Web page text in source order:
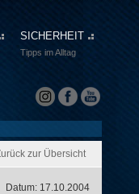
SICHERHEIT
Tipps im Alltag
zur Übersicht
Datum: 17.10.2004